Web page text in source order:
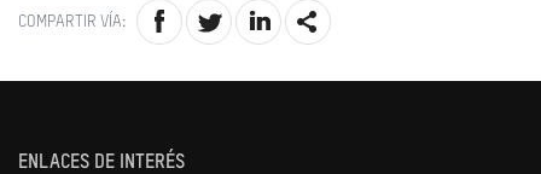
COMPARTIR VÍA:
ENLACES DE INTERÉS